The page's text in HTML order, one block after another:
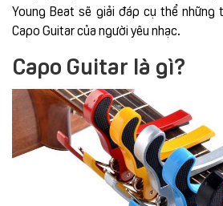
Young Beat sẽ giải đáp cụ thể những
Capo Guitar của người yêu nhạc.
Capo Guitar là gì?